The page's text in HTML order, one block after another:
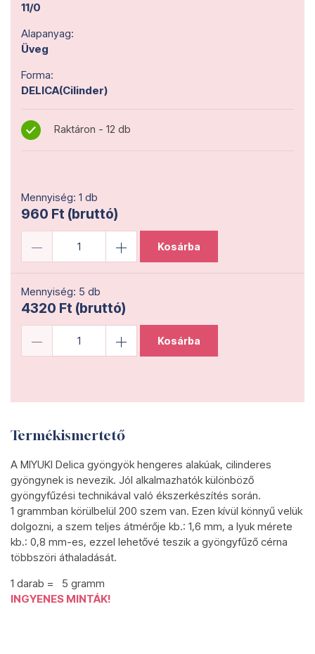
11/0
Alapanyag:
Üveg
Forma:
DELICA(Cilinder)
Raktáron - 12 db
Mennyiség: 1 db
960 Ft (bruttó)
Kosárba
Mennyiség: 5 db
4320 Ft (bruttó)
Kosárba
Termékismertető
A MIYUKI Delica gyöngyök hengeres alakúak, cilinderes
gyöngynek is nevezik. Jól alkalmazhatók különböző
gyöngyfűzési technikával való ékszerkészítés során.
1 grammban körülbelül 200 szem van. Ezen kívül könnyű velük
dolgozni, a szem teljes átmérője kb.: 1,6 mm, a lyuk mérete
kb.: 0,8 mm-es, ezzel lehetővé teszik a gyöngyfűző cérna
többszöri áthaladását.
1 darab = 5 gramm
INGYENES MINTÁK!